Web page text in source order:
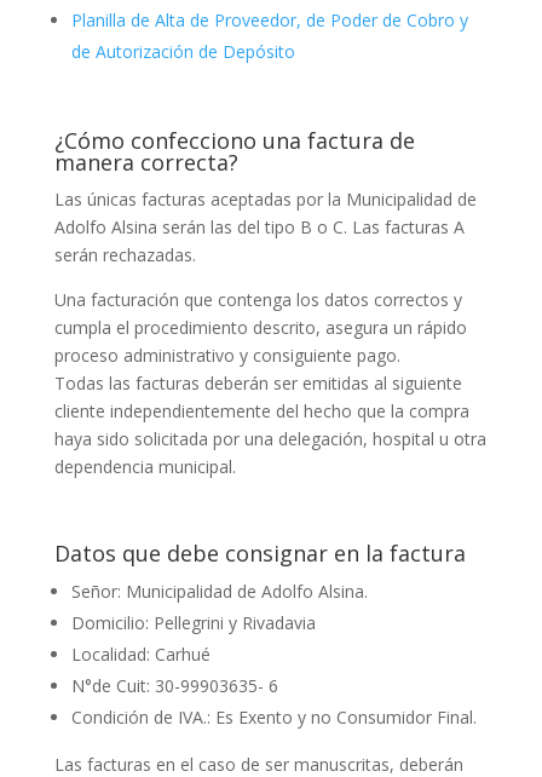
Planilla de Alta de Proveedor, de Poder de Cobro y
de Autorización de Depósito
¿Cómo confecciono una factura de
manera correcta?
Las únicas facturas aceptadas por la Municipalidad de
Adolfo Alsina serán las del tipo B o C. Las facturas A
serán rechazadas.
Una facturación que contenga los datos correctos y
cumpla el procedimiento descrito, asegura un rápido
proceso administrativo y consiguiente pago.
Todas las facturas deberán ser emitidas al siguiente
cliente independientemente del hecho que la compra
haya sido solicitada por una delegación, hospital u otra
dependencia municipal.
Datos que debe consignar en la factura
Señor: Municipalidad de Adolfo Alsina.
Domicilio: Pellegrini y Rivadavia
Localidad: Carhué
N°de Cuit: 30-99903635- 6
Condición de IVA.: Es Exento y no Consumidor Final.
Las facturas en el caso de ser manuscritas, deberán